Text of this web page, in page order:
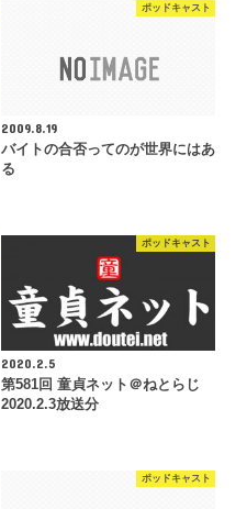
ポッドキャスト
2009.8.19
バイトの合否ってのが世界にはあ
る
ポッドキャスト
2020.2.5
第581回 童貞ネット＠ねとらじ
2020.2.3放送分
ポッドキャスト